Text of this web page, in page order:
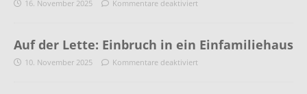
16. November 2025 Kommentare deaktiviert
Auf der Lette: Einbruch in ein Einfamiliehaus
10. November 2025 Kommentare deaktiviert